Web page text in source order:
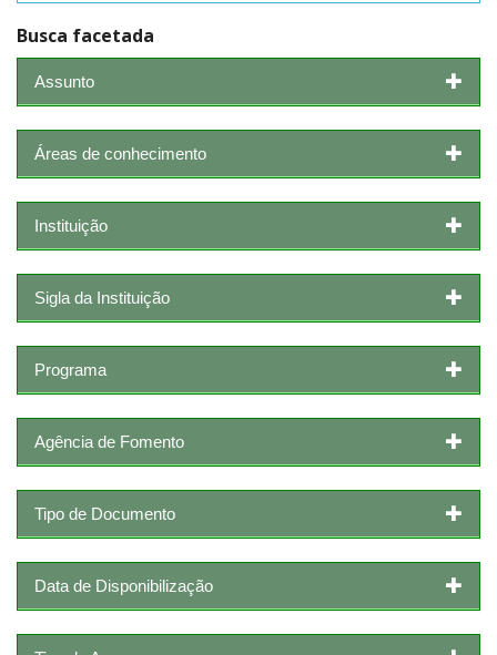
Busca facetada
Assunto
Áreas de conhecimento
Instituição
Sigla da Instituição
Programa
Agência de Fomento
Tipo de Documento
Data de Disponibilização